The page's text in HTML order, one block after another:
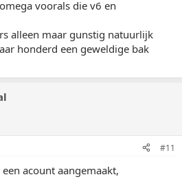
voorals die v6 en
alleen maar gunstig natuurlijk
honderd een geweldige bak
#11
acount aangemaakt,